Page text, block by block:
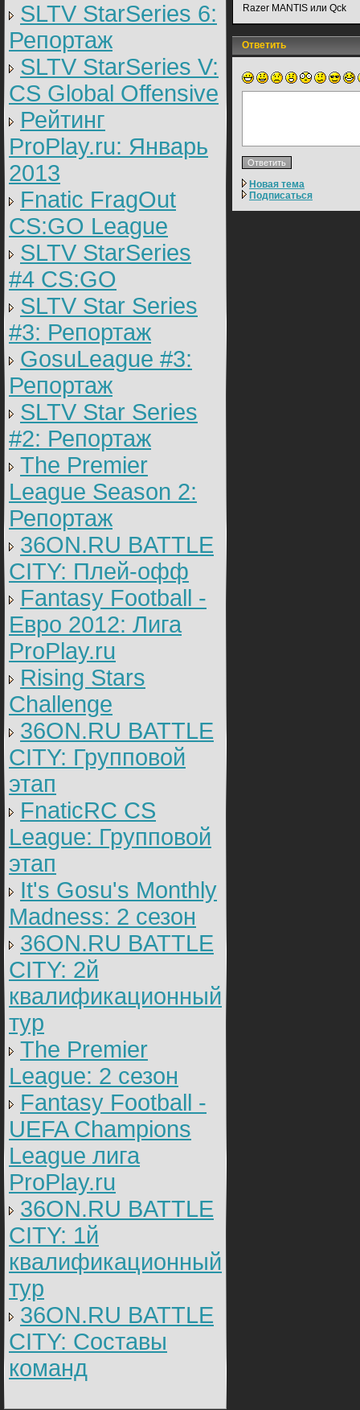
SLTV StarSeries 6:
Репортаж
SLTV StarSeries V:
CS Global Offensive
Рейтинг
ProPlay.ru: Январь
2013
Fnatic FragOut
CS:GO League
SLTV StarSeries
#4 CS:GO
SLTV Star Series
#3: Репортаж
GosuLeague #3:
Репортаж
SLTV Star Series
#2: Репортаж
The Premier
League Season 2:
Репортаж
36ON.RU BATTLE
CITY: Плей-офф
Fantasy Football -
Евро 2012: Лига
ProPlay.ru
Rising Stars
Challenge
36ON.RU BATTLE
CITY: Групповой
этап
FnaticRC CS
League: Групповой
этап
It's Gosu's Monthly
Madness: 2 сезон
36ON.RU BATTLE
CITY: 2й
квалификационный
тур
The Premier
League: 2 cезон
Fantasy Football -
UEFA Champions
League лига
ProPlay.ru
36ON.RU BATTLE
CITY: 1й
квалификационный
тур
36ON.RU BATTLE
CITY: Составы
команд
Razer MANTIS или Qck
Ответить
Новая тема
Подписаться